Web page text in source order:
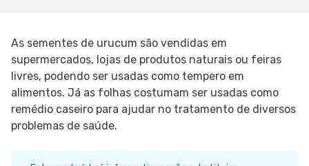
As sementes de urucum são vendidas em
supermercados, lojas de produtos naturais ou feiras
livres, podendo ser usadas como tempero em
alimentos. Já as folhas costumam ser usadas como
remédio caseiro para ajudar no tratamento de diversos
problemas de saúde.